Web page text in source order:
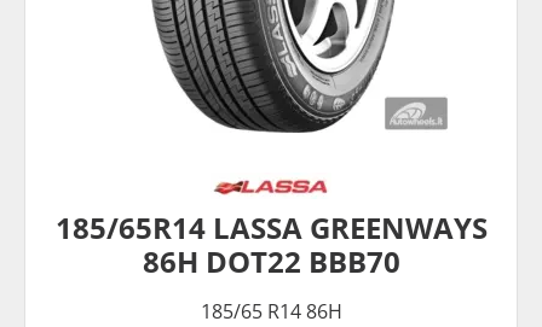
185/65R14 LASSA GREENWAYS
86H DOT22 BBB70
185/65 R14 86H